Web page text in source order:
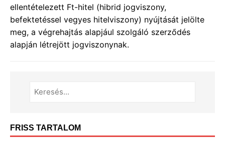
ellentételezett Ft-hitel (hibrid jogviszony,
befektetéssel vegyes hitelviszony) nyújtását jelölte
meg, a végrehajtás alapjául szolgáló szerződés
alapján létrejött jogviszonynak.
FRISS TARTALOM